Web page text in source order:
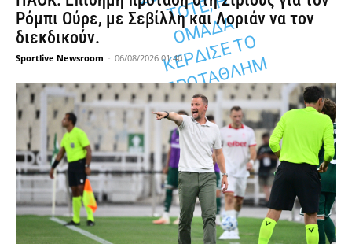
Η
Α
Κ
Ο
Μ
B
L
Ο
2
Ο
0
Ο
Π
4.
ΣΙ,
Ρόμπι Ούρε, με Σεβίλλη και Λοριάν να τον
διεκδικούν.
Sportlive Newsroom - 06/08/2026 01:40